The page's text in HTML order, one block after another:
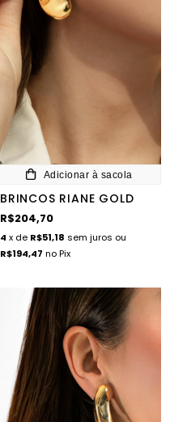
Adicionar à sacola
BRINCOS RIANE GOLD
R$204,70
4 x de R$51,18 sem juros ou
R$194,47 no Pix